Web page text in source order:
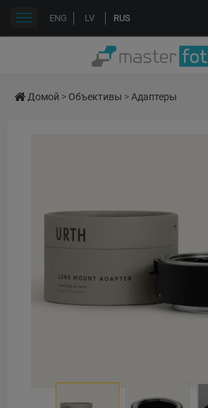
ENG LV RUS
Переключить
Домой > Объективы >Адаптеры